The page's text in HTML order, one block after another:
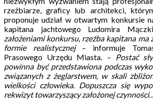
rzeźbiarze, graficy lub architekci,
proponuje udział w otwartym konkursie
kapitana jachtowego Ludomira
założeniami konkursu, rzeźba kapitana ma
formie realistycznej– informuje
Prasowego Urzędu Miasta. –
Postać
powinna być przedstawiona podczas
związanych z żeglarstwem, w skali
wielkości człowieka. Dopuszcza się
rekwizyt towarzyszący założonej